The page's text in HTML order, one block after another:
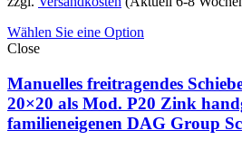
Wählen Sie eine Option
Close
Manuelles freitragendes
20×20 als Mod. P20 Zink
familieneigenen DAG Group